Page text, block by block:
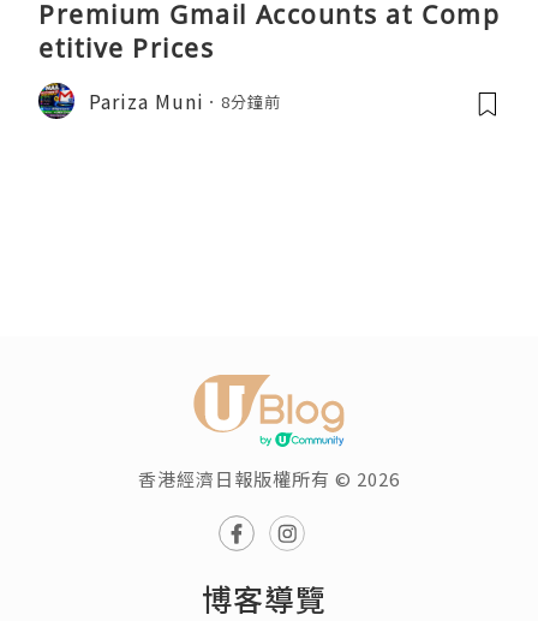
Premium Gmail Accounts at Comp
etitive Prices
Pariza Muni 8分鐘前
香港經濟日報版權所有 © 2026
博客導覽